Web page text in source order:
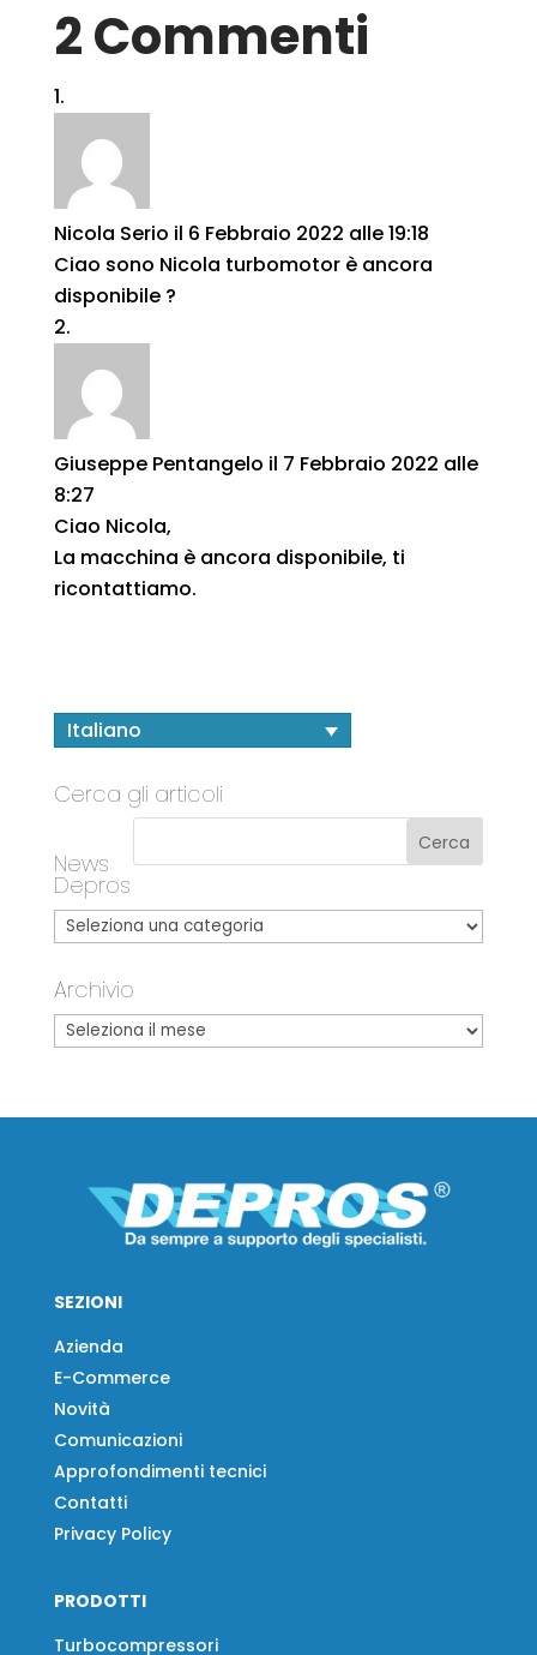
2 Commenti
Nicola Serio il 6 Febbraio 2022 alle 19:18
Ciao sono Nicola turbomotor è ancora
disponibile ?
Giuseppe Pentangelo il 7 Febbraio 2022 alle
8:27
Ciao Nicola,
La macchina è ancora disponibile, ti
ricontattiamo.
Italiano
Cerca gli articoli
News
Depros
Archivio
SEZIONI
Azienda
E-Commerce
Novità
Comunicazioni
Approfondimenti tecnici
Contatti
Privacy Policy
PRODOTTI
Turbocompressori